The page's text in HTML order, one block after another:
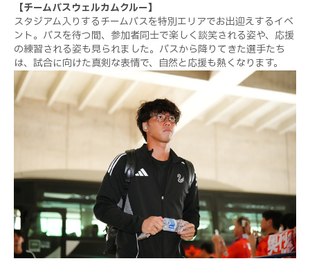
【チームバスウェルカムクルー】
スタジアム入りするチームバスを特別エリアでお出迎えするイベ
ント。バスを待つ間、参加者同士で楽しく談笑される姿や、応援
の練習される姿も見られました。バスから降りてきた選手たち
は、試合に向けた真剣な表情で、自然と応援も熱くなります。